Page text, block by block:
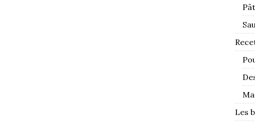
Les